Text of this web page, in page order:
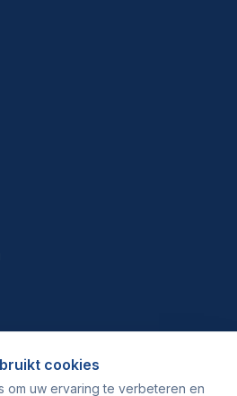
cookies
om uw ervaring te verbeteren en